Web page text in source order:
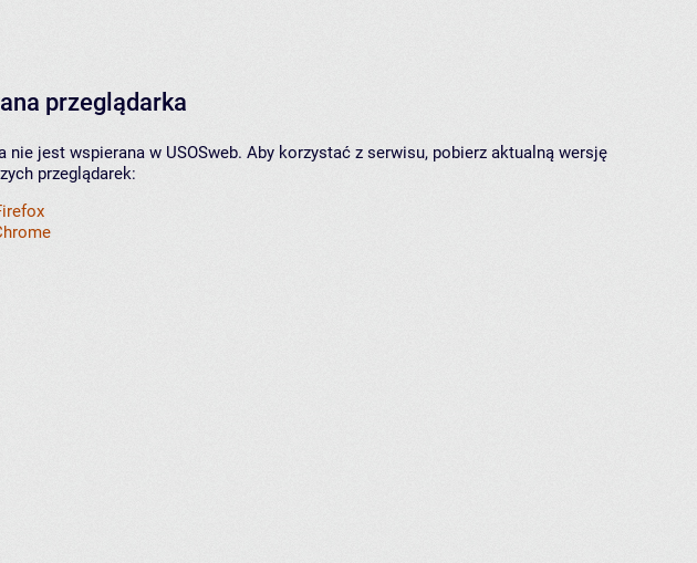
przeglądarka
nie jest wspierana w USOSweb. Aby korzystać z serwisu, pobierz aktualną wersję
przeglądarek: